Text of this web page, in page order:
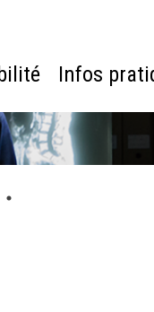
Infos